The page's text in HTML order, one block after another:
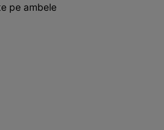
pe ambele